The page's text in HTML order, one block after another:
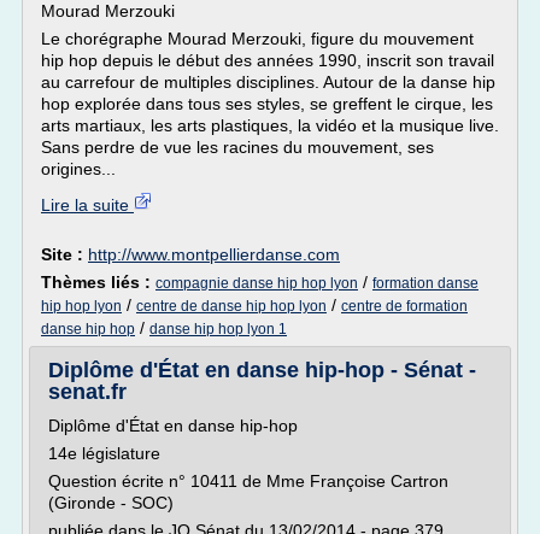
Mourad Merzouki
Le chorégraphe Mourad Merzouki, figure du mouvement
hip hop depuis le début des années 1990, inscrit son travail
au carrefour de multiples disciplines. Autour de la danse hip
hop explorée dans tous ses styles, se greffent le cirque, les
arts martiaux, les arts plastiques, la vidéo et la musique live.
Sans perdre de vue les racines du mouvement, ses
origines...
Lire la suite
Site : http://www.montpellierdanse.com
Thèmes liés : compagnie danse hip hop lyon / formation danse
hip hop lyon / centre de danse hip hop lyon / centre de formation
danse hip hop / danse hip hop lyon 1
Diplôme d'État en danse hip-hop - Sénat -
senat.fr
Diplôme d'État en danse hip-hop
14e législature
Question écrite n° 10411 de Mme Françoise Cartron
(Gironde - SOC)